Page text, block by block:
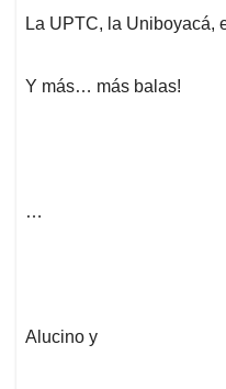
La UPTC, la Uniboyacá,
Y más… más balas!
…
Alucino y